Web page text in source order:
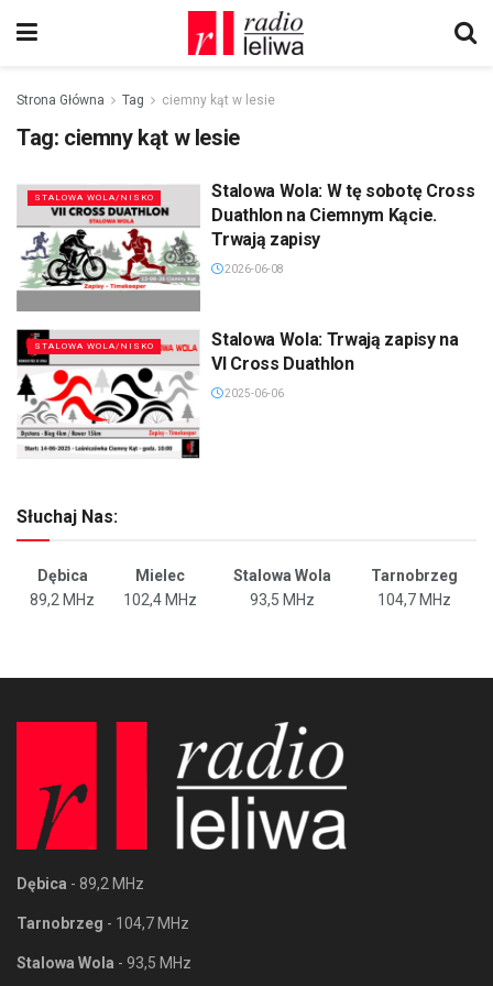
Strona Główna Tag ciemny kąt w lesie
Tag: ciemny kąt w lesie
STALOWA WOLA/NISKO
Stalowa Wola: W tę sobotę Cross
Duathlon na Ciemnym Kącie.
Trwają zapisy
2026-06-08
STALOWA WOLA/NISKO
Stalowa Wola: Trwają zapisy na
VI Cross Duathlon
2025-06-06
Słuchaj Nas:
Dębica Mielec Stalowa Wola
Tarnobrzeg
89,2 MHz
102,4 MHz 93,5 MHz 104,7 MHz
Dębica - 89,2 MHz
Tarnobrzeg - 104,7 MHz
Stalowa Wola - 93,5 MHz